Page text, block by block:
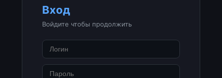
Вход
Войдите чтобы продолжить